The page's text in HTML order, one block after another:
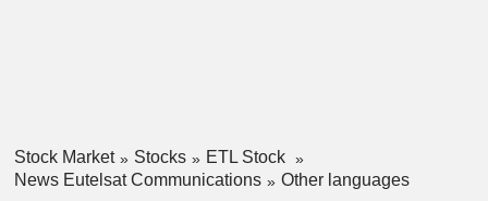
Stock Market Stocks
ETL Stock
News Eutelsat Communications
Other languages